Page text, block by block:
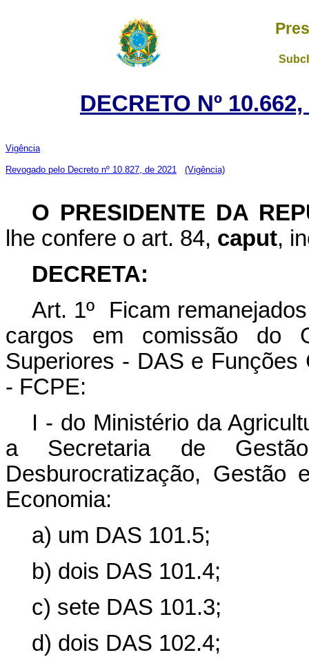
DECRETO Nº
Vigência
Revogado pelo Decreto nº 10.827, de 2021 (Vigência)
O PRESIDENTE DA
lhe confere o art. 84, caput,
DECRETA:
Art. 1º Ficam
cargos em comissão do
Superiores - DAS e
- FCPE:
I - do Ministério da
a Secretaria de
Desburocratização,
Economia:
a) um DAS 101.5;
b) dois DAS 101.4;
c) sete DAS 101.3;
d) dois DAS 102.4;